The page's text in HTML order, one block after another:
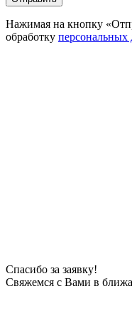
Нажимая на кнопку
обработку персональных
Спасибо за заявку!
Свяжемся с Вами в